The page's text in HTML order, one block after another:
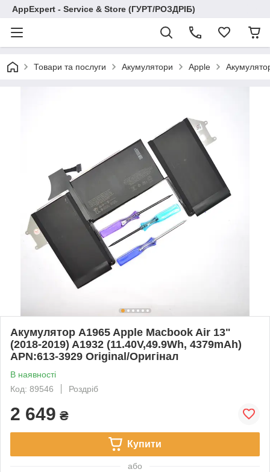
AppExpert - Service & Store (ГУРТ/РОЗДРІБ)
Товари та послуги Акумулятори Apple
Акумулятор A1965 Apple Macbook Air 13"
(2018-2019) A1932 (11.40V,49.9Wh, 4379mAh)
APN:613-3929 Original/Оригінал
В наявності
Код: 89546
Роздріб
2 649 ₴
Купити
або